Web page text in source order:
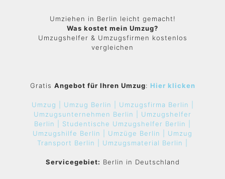
Umziehen in Berlin leicht gemacht!
Was kostet mein Umzug?
Umzugshelfer & Umzugsfirmen kostenlos
vergleichen
Gratis Angebot für Ihren Umzug: Hier klicken
Umzug | Umzug Berlin |
Umzugsfirma Berlin |
Umzugsunternehmen Berlin | Umzugshelfer
Berlin | Studentische Umzugshelfer Berlin |
Umzugshilfe Berlin | Umzüge Berlin | Umzug
Transport Berlin | Umzugsmaterial Berlin |
Servicegebiet: Berlin in Deutschland